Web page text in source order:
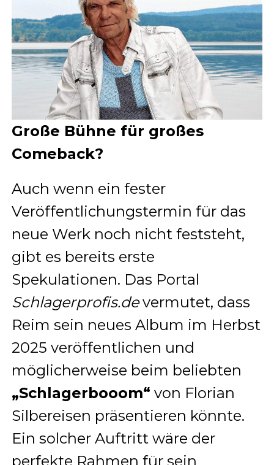
Große Bühne für großes
Comeback?
Auch wenn ein fester
Veröffentlichungstermin für das
neue Werk noch nicht feststeht,
gibt es bereits erste
Spekulationen. Das Portal
Schlagerprofis.devermutet, dass
Reim sein neues Album im Herbst
2025 veröffentlichen und
möglicherweise beim beliebten
„Schlagerbooom“ von Florian
Silbereisen präsentieren könnte.
Ein solcher Auftritt wäre der
perfekte Rahmen für sein